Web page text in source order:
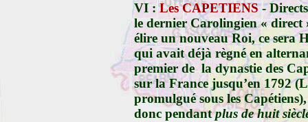
VI :Les CAPETIENS-
le dernier Carolingien «
élire un nouveau Roi, ce sera
qui avait déjà règné en
premier de la dynastie des
sur la France jusqu’en 1792 (
promulgué sous les Capétiens),
donc pendantplus de huit